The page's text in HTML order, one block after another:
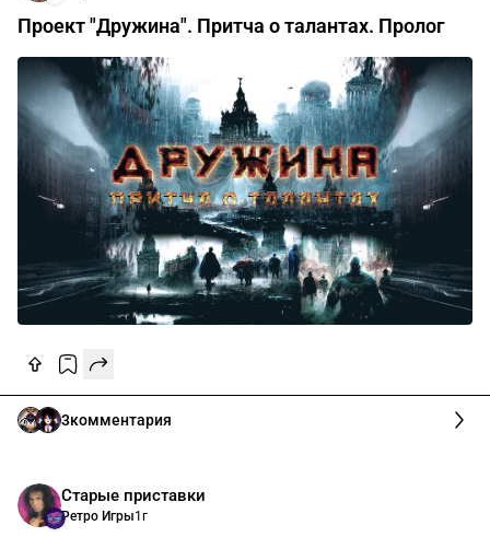
Проект "Дружина". Притча о талантах. Пролог
3комментария
Старые приставки
Ретро Игры1г